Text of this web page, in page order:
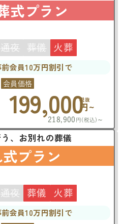
式プラン
通夜 葬儀 火葬
会員10万円割引で
会員価格
199,000税抜
円~
218,900 円(税込) ~
、お別れの葬儀
プラン
通夜 葬儀 火葬
会員10万円割引で